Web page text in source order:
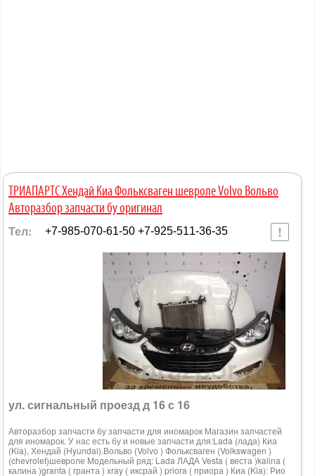
ТРИАПАРТС Хендай Киа Фольксваген шевроле Volvo Вольво
Авторазбор запчасти бу оригинал
Тел: +7-985-070-61-50 +7-925-511-36-35
ул. сигнальный проезд д 16 с 16
Авторазбор запчасти бу запчасти для иномарок Магазин запчастей
для иномарок. У нас есть бу и новые запчасти для:Lada (лада) Киа
(Kia), Хендай (Hyundai).Вольво (Volvo ) Фольксваген (Volkswagen )
(chevrolet)шевроле Модельный ряд: Lada ЛАДА Vesta ( веста )kalina (
калина )granta ( гранта ) xray ( иксрай ) priora ( приора ) Киа (Kia): Рио